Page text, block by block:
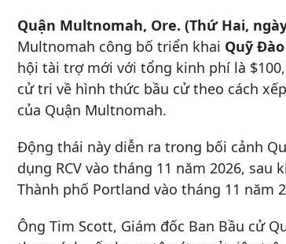
Quận Multnomah, Ore. (Thứ Hai,
Multnomah công bố triển khai Quỹ
hội tài trợ mới với tổng kinh phí là
cử tri về hình thức bầu cử theo cách
của Quận Multnomah.
Động thái này diễn ra trong bối cảnh
dụng RCV vào tháng 11 năm 2026,
Thành phố Portland vào tháng 11 năm
Ông Tim Scott, Giám đốc Ban Bầu cử